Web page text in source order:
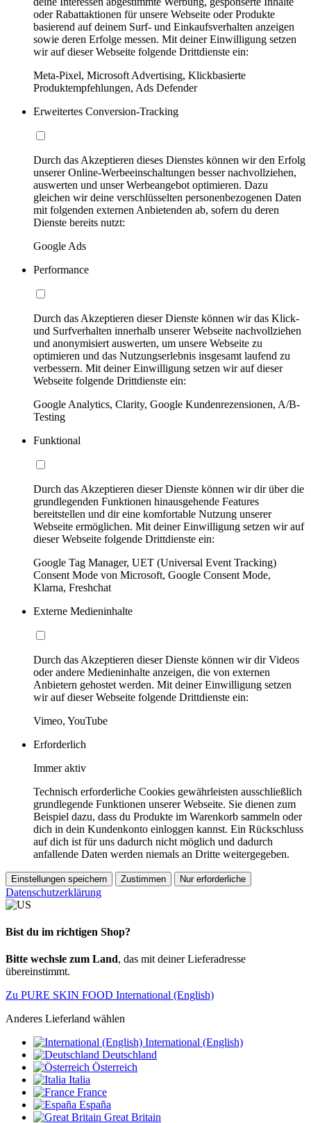
oder Rabattaktionen für unsere Webseite oder Produkte
basierend auf deinem Surf- und Einkaufsverhalten anzeigen
sowie deren Erfolge messen. Mit deiner Einwilligung setzen
wir auf dieser Webseite folgende Drittdienste ein:
Meta-Pixel, Microsoft Advertising, Klickbasierte
Produktempfehlungen, Ads Defender
Erweitertes Conversion-Tracking
Durch das Akzeptieren dieses Dienstes können wir den Erfolg
unserer Online-Werbeeinschaltungen besser nachvollziehen,
auswerten und unser Werbeangebot optimieren. Dazu
gleichen wir deine verschlüsselten personenbezogenen Daten
mit folgenden externen Anbietenden ab, sofern du deren
Dienste bereits nutzt:
Google Ads
Performance
Durch das Akzeptieren dieser Dienste können wir das Klick-
und Surfverhalten innerhalb unserer Webseite nachvollziehen
und anonymisiert auswerten, um unsere Webseite zu
optimieren und das Nutzungserlebnis insgesamt laufend zu
verbessern. Mit deiner Einwilligung setzen wir auf dieser
Webseite folgende Drittdienste ein:
Google Analytics, Clarity, Google Kundenrezensionen, A/B-
Testing
Funktional
Durch das Akzeptieren dieser Dienste können wir dir über die
grundlegenden Funktionen hinausgehende Features
bereitstellen und dir eine komfortable Nutzung unserer
Webseite ermöglichen. Mit deiner Einwilligung setzen wir auf
dieser Webseite folgende Drittdienste ein:
Google Tag Manager, UET (Universal Event Tracking)
Consent Mode von Microsoft, Google Consent Mode,
Klarna, Freshchat
Externe Medieninhalte
Durch das Akzeptieren dieser Dienste können wir dir Videos
oder andere Medieninhalte anzeigen, die von externen
Anbietern gehostet werden. Mit deiner Einwilligung setzen
wir auf dieser Webseite folgende Drittdienste ein:
Vimeo, YouTube
Erforderlich
Immer aktiv
Technisch erforderliche Cookies gewährleisten ausschließlich
grundlegende Funktionen unserer Webseite. Sie dienen zum
Beispiel dazu, dass du Produkte im Warenkorb sammeln oder
dich in dein Kundenkonto einloggen kannst. Ein Rückschluss
auf dich ist für uns dadurch nicht möglich und dadurch
anfallende Daten werden niemals an Dritte weitergegeben.
Einstellungen speichern Zustimmen Nur erforderliche
Datenschutzerklärung
Bist du im richtigen Shop?
Bitte wechsle zum Land, das mit deiner Lieferadresse
übereinstimmt.
Zu PURE SKIN FOOD International (English)
Anderes Lieferland wählen
International (English)
Deutschland
Österreich
Italia
France
España
Great Britain